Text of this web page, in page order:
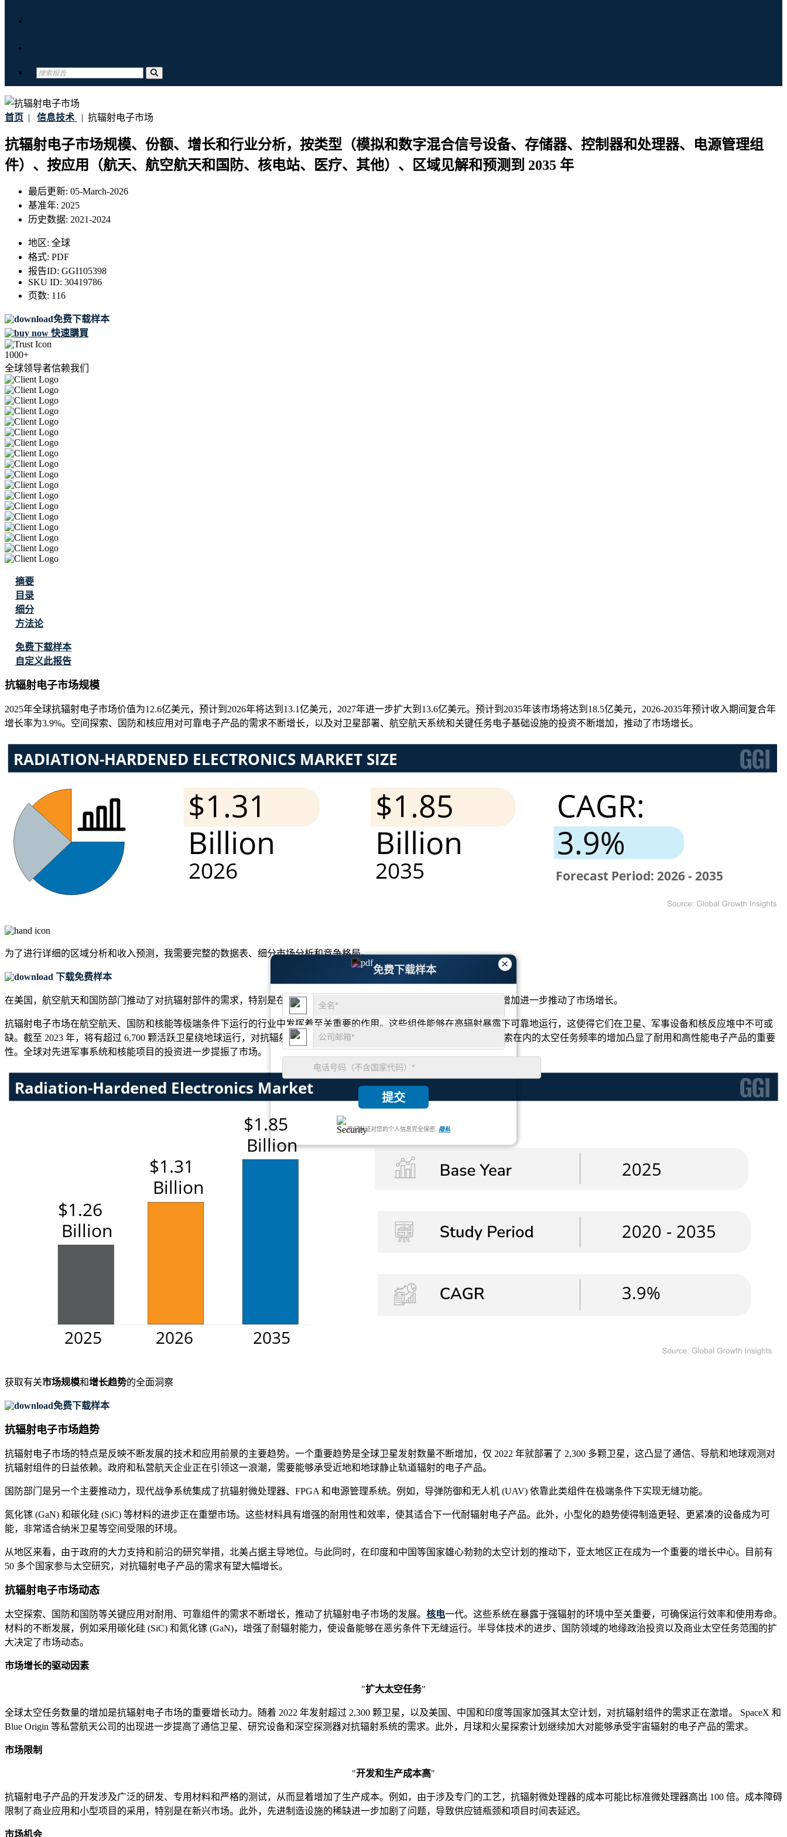
首页 | 信息技术 | 抗辐射电子市场
抗辐射电子市场规模、份额、增长和行业分析，按类型（模拟和数字混合信号设备、存储器、控制器和处理器、电源管理组
件）、按应用（航天、航空航天和国防、核电站、医疗、其他）、区域见解和预测到 2035 年
最后更新: 05-March-2026
基准年: 2025
历史数据: 2021-2024
地区: 全球
格式: PDF
报告ID: GGI105398
SKU ID: 30419786
页数: 116
免费下载样本
快速購買
1000+
全球领导者信赖我们
×
免费下载样本
提交
我们保证对您的个人信息完全保密. 隐私
摘要
目录
细分
方法论
免费下载样本
自定义此报告
抗辐射电子市场规模
2025年全球抗辐射电子市场价值为12.6亿美元，预计到2026年将达到13.1亿美元，2027年进一步扩大到13.6亿美元。预计到2035年该市场将达到18.5亿美元，2026-2035年预计收入期间复合年
增长率为3.9%。空间探索、国防和核应用对可靠电子产品的需求不断增长，以及对卫星部署、航空航天系统和关键任务电子基础设施的投资不断增加，推动了市场增长。
为了进行详细的区域分析和收入预测，我需要完整的数据表、细分市场分析和竞争格局。
下载免费样本
在美国，航空航天和国防部门推动了对抗辐射部件的需求，特别是在太空任务和军事应用中。技术创新和卫星系统投资的增加进一步推动了市场增长。
抗辐射电子市场在航空航天、国防和核能等极端条件下运行的行业中发挥着至关重要的作用。这些组件能够在高辐射暴露下可靠地运行，这使得它们在卫星、军事设备和核反应堆中不可或
缺。截至 2023 年，将有超过 6,700 颗活跃卫星绕地球运行，对抗辐射技术的需求正在不断增加。此外，包括月球和火星探索在内的太空任务频率的增加凸显了耐用和高性能电子产品的重要
性。全球对先进军事系统和核能项目的投资进一步提振了市场。
获取有关市场规模和增长趋势的全面洞察
免费下载样本
抗辐射电子市场趋势
抗辐射电子市场的特点是反映不断发展的技术和应用前景的主要趋势。一个重要趋势是全球卫星发射数量不断增加，仅 2022 年就部署了 2,300 多颗卫星，这凸显了通信、导航和地球观测对
抗辐射组件的日益依赖。政府和私营航天企业正在引领这一浪潮，需要能够承受近地和地球静止轨道辐射的电子产品。
国防部门是另一个主要推动力，现代战争系统集成了抗辐射微处理器、FPGA 和电源管理系统。例如，导弹防御和无人机 (UAV) 依靠此类组件在极端条件下实现无缝功能。
氮化镓 (GaN) 和碳化硅 (SiC) 等材料的进步正在重塑市场。这些材料具有增强的耐用性和效率，使其适合下一代耐辐射电子产品。此外，小型化的趋势使得制造更轻、更紧凑的设备成为可
能，非常适合纳米卫星等空间受限的环境。
从地区来看，由于政府的大力支持和前沿的研究举措，北美占据主导地位。与此同时，在印度和中国等国家雄心勃勃的太空计划的推动下，亚太地区正在成为一个重要的增长中心。目前有
50 多个国家参与太空研究，对抗辐射电子产品的需求有望大幅增长。
抗辐射电子市场动态
太空探索、国防和国防等关键应用对耐用、可靠组件的需求不断增长，推动了抗辐射电子市场的发展。 核电一代。这些系统在暴露于强辐射的环境中至关重要，可确保运行效率和使用寿命。
材料的不断发展，例如采用碳化硅 (SiC) 和氮化镓 (GaN)，增强了耐辐射能力，使设备能够在恶劣条件下无缝运行。半导体技术的进步、国防领域的地缘政治投资以及商业太空任务范围的扩
大决定了市场动态。
市场增长的驱动因素
"扩大太空任务"
全球太空任务数量的增加是抗辐射电子市场的重要增长动力。随着 2022 年发射超过 2,300 颗卫星，以及美国、中国和印度等国家加强其太空计划，对抗辐射组件的需求正在激增。 SpaceX 和
Blue Origin 等私营航天公司的出现进一步提高了通信卫星、研究设备和深空探测器对抗辐射系统的需求。此外，月球和火星探索计划继续加大对能够承受宇宙辐射的电子产品的需求。
市场限制
"开发和生产成本高"
抗辐射电子产品的开发涉及广泛的研发、专用材料和严格的测试，从而显着增加了生产成本。例如，由于涉及专门的工艺，抗辐射微处理器的成本可能比标准微处理器高出 100 倍。成本障碍
限制了商业应用和小型项目的采用，特别是在新兴市场。此外，先进制造设施的稀缺进一步加剧了问题，导致供应链瓶颈和项目时间表延迟。
市场机会